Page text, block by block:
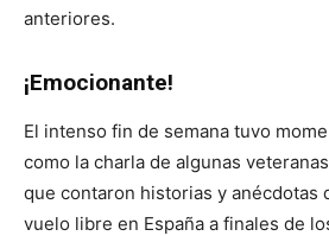
anteriores.
¡Emocionante!
El intenso fin de semana tuvo
como la charla de algunas
que contaron historias y anécdotas
vuelo libre en España a finales de